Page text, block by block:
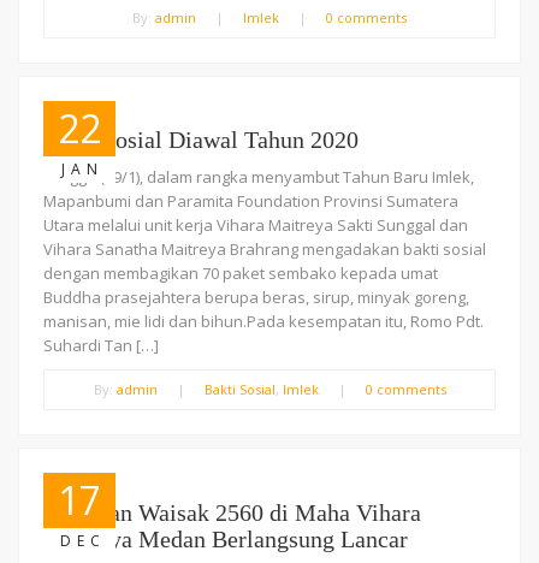
By: admin | Imlek | 0 comments
22
JAN
Bakti Sosial Diawal Tahun 2020
Minggu (19/1), dalam rangka menyambut Tahun Baru Imlek,
Mapanbumi dan Paramita Foundation Provinsi Sumatera
Utara melalui unit kerja Vihara Maitreya Sakti Sunggal dan
Vihara Sanatha Maitreya Brahrang mengadakan bakti sosial
dengan membagikan 70 paket sembako kepada umat
Buddha prasejahtera berupa beras, sirup, minyak goreng,
manisan, mie lidi dan bihun.Pada kesempatan itu, Romo Pdt.
Suhardi Tan […]
By: admin | Bakti Sosial, Imlek | 0 comments
17
DEC
Perayaan Waisak 2560 di Maha Vihara
Maitreya Medan Berlangsung Lancar